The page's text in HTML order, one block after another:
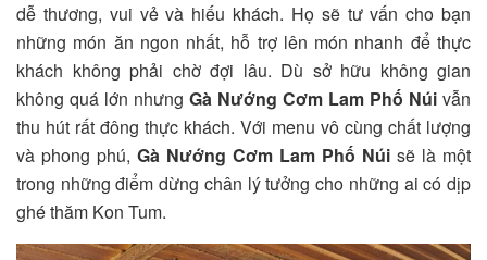
dễ thương, vui vẻ và hiếu khách. Họ sẽ tư vấn cho bạn
những món ăn ngon nhất, hỗ trợ lên món nhanh để thực
khách không phải chờ đợi lâu. Dù sở hữu không gian
không quá lớn nhưng Gà Nướng Cơm Lam Phố Núi vẫn
thu hút rất đông thực khách. Với menu vô cùng chất lượng
và phong phú, Gà Nướng Cơm Lam Phố Núi sẽ là một
trong những điểm dừng chân lý tưởng cho những ai có dịp
ghé thăm Kon Tum.